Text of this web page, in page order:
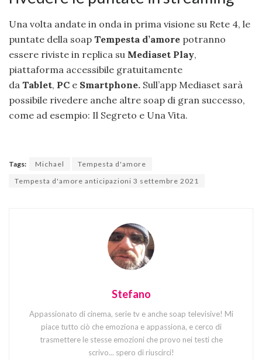
Una volta andate in onda in prima visione su Rete 4, le
puntate della soap Tempesta d’amore potranno
essere riviste in replica su Mediaset Play,
piattaforma accessibile gratuitamente
da Tablet, PC e Smartphone. Sull’app Mediaset sarà
possibile rivedere anche altre soap di gran successo,
come ad esempio: Il Segreto e Una Vita.
Tags: Michael
Tempesta d'amore
Tempesta d'amore anticipazioni 3 settembre 2021
Stefano
Appassionato di cinema, serie tv e anche soap televisive! Mi
piace tutto ciò che emoziona e appassiona, e cerco di
trasmettere le stesse emozioni che provo nei testi che
scrivo... spero di riuscirci!